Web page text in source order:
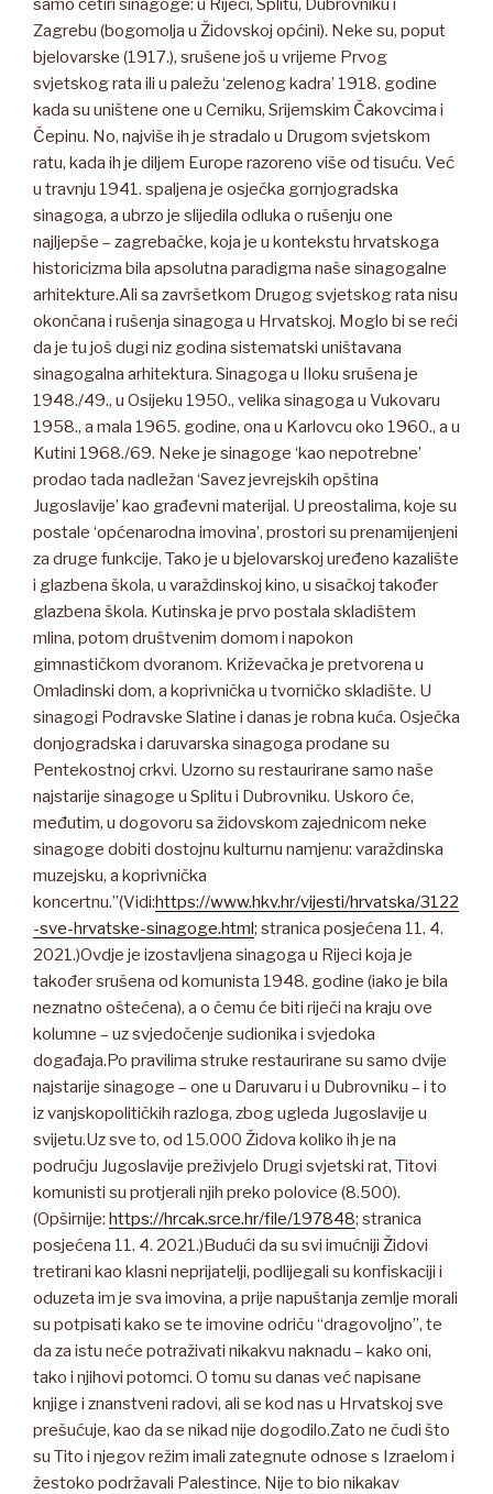
samo četiri sinagoge: u Rijeci, Splitu, Dubrovniku i
Zagrebu (bogomolja u Židovskoj općini). Neke su, poput
bjelovarske (1917.), srušene još u vrijeme Prvog
svjetskog rata ili u paležu ‘zelenog kadra’ 1918. godine
kada su uništene one u Cerniku, Srijemskim Čakovcima i
Čepinu. No, najviše ih je stradalo u Drugom svjetskom
ratu, kada ih je diljem Europe razoreno više od tisuću. Već
u travnju 1941. spaljena je osječka gornjogradska
sinagoga, a ubrzo je slijedila odluka o rušenju one
najljepše – zagrebačke, koja je u kontekstu hrvatskoga
historicizma bila apsolutna paradigma naše sinagogalne
arhitekture.Ali sa završetkom Drugog svjetskog rata nisu
okončana i rušenja sinagoga u Hrvatskoj. Moglo bi se reći
da je tu još dugi niz godina sistematski uništavana
sinagogalna arhitektura. Sinagoga u Iloku srušena je
1948./49., u Osijeku 1950., velika sinagoga u Vukovaru
1958., a mala 1965. godine, ona u Karlovcu oko 1960., a u
Kutini 1968./69. Neke je sinagoge ‘kao nepotrebne’
prodao tada nadležan ‘Savez jevrejskih opština
Jugoslavije’ kao građevni materijal. U preostalima, koje su
postale ‘općenarodna imovina’, prostori su prenamijenjeni
za druge funkcije. Tako je u bjelovarskoj uređeno kazalište
i glazbena škola, u varaždinskoj kino, u sisačkoj također
glazbena škola. Kutinska je prvo postala skladištem
mlina, potom društvenim domom i napokon
gimnastičkom dvoranom. Križevačka je pretvorena u
Omladinski dom, a koprivnička u tvorničko skladište. U
sinagogi Podravske Slatine i danas je robna kuća. Osječka
donjogradska i daruvarska sinagoga prodane su
Pentekostnoj crkvi. Uzorno su restaurirane samo naše
najstarije sinagoge u Splitu i Dubrovniku. Uskoro će,
međutim, u dogovoru sa židovskom zajednicom neke
sinagoge dobiti dostojnu kulturnu namjenu: varaždinska
muzejsku, a koprivnička
koncertnu.”(Vidi:https://www.hkv.hr/vijesti/hrvatska/3122
-sve-hrvatske-sinagoge.html; stranica posjećena 11. 4.
2021.)Ovdje je izostavljena sinagoga u Rijeci koja je
također srušena od komunista 1948. godine (iako je bila
neznatno oštećena), a o čemu će biti riječi na kraju ove
kolumne – uz svjedočenje sudionika i svjedoka
događaja.Po pravilima struke restaurirane su samo dvije
najstarije sinagoge – one u Daruvaru i u Dubrovniku – i to
iz vanjskopolitičkih razloga, zbog ugleda Jugoslavije u
svijetu.Uz sve to, od 15.000 Židova koliko ih je na
području Jugoslavije preživjelo Drugi svjetski rat, Titovi
komunisti su protjerali njih preko polovice (8.500).
(Opširnije: https://hrcak.srce.hr/file/197848; stranica
posjećena 11. 4. 2021.)Budući da su svi imućniji Židovi
tretirani kao klasni neprijatelji, podlijegali su konfiskaciji i
oduzeta im je sva imovina, a prije napuštanja zemlje morali
su potpisati kako se te imovine odriču “dragovoljno”, te
da za istu neće potraživati nikakvu naknadu – kako oni,
tako i njihovi potomci. O tomu su danas već napisane
knjige i znanstveni radovi, ali se kod nas u Hrvatskoj sve
prešućuje, kao da se nikad nije dogodilo.Zato ne čudi što
su Tito i njegov režim imali zategnute odnose s Izraelom i
žestoko podržavali Palestince. Nije to bio nikakav